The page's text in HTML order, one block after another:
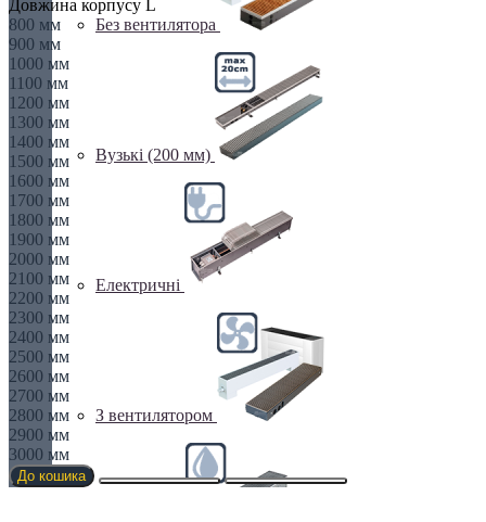
Без вентилятора
Вузькі (200 мм)
Електричні
З вентилятором
Довжина корпусу L
800 мм
900 мм
1000 мм
1100 мм
1200 мм
1300 мм
1400 мм
1500 мм
1600 мм
1700 мм
1800 мм
1900 мм
2000 мм
2100 мм
2200 мм
2300 мм
2400 мм
2500 мм
2600 мм
2700 мм
2800 мм
2900 мм
3000 мм
До кошика